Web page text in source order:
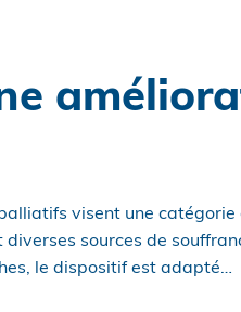
visent une
sources de
le dispositif est adapté…